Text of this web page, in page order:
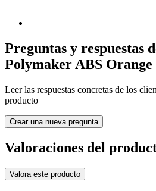
Preguntas y respuestas
Polymaker ABS Orange
Leer las respuestas concretas de los
producto
Crear una nueva pregunta
Valoraciones del
Valora este producto